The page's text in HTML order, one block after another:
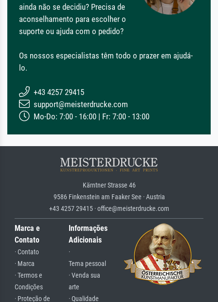
ainda não se decidiu? Precisa de
aconselhamento para escolher o
suporte ou ajuda com o pedido?
Os nossos especialistas têm todo o prazer em ajudá-
lo.
+43 4257 29415
support@meisterdrucke.com
Mo-Do: 7:00 - 16:00 | Fr: 7:00 - 13:00
Kärntner Strasse 46
9586 Finkenstein am Faaker See · Austria
+43 4257 29415 · office@meisterdrucke.com
Marca e
Contato
· Contato
· Marca
· Termos e
Condições
· Proteção de
Informações
Adicionais
·
Tema pessoal
· Venda sua
arte
· Qualidade